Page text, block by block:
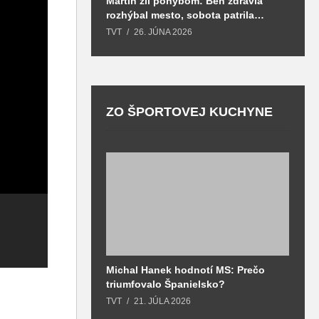
Výnimočné ženy
oslávili 20 rokov
rozhýbal mesto, sobota patrila
zdraviu a prevencii
TVT 26. JÚNA 2026
ZO ŠPORTOVEJ KUCHYNE
Michal Hanek hodnotí MS: Prečo
triumfovalo Španielsko?
TVT 21. JÚLA 2026